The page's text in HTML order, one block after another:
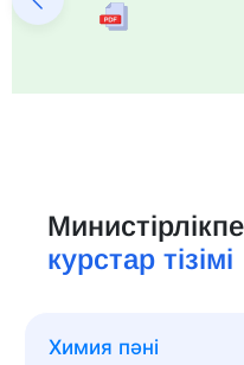
курстар тізімі
Химия пәні